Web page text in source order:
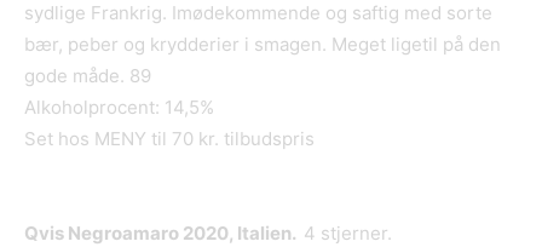
sydlige Frankrig. Imødekommende og saftig med sorte
bær, peber og krydderier i smagen. Meget ligetil på den
gode måde. 89
Alkoholprocent: 14,5%
Set hos MENY til 70 kr. tilbudspris
Qvis Negroamaro 2020, Italien. 4 stjerner.